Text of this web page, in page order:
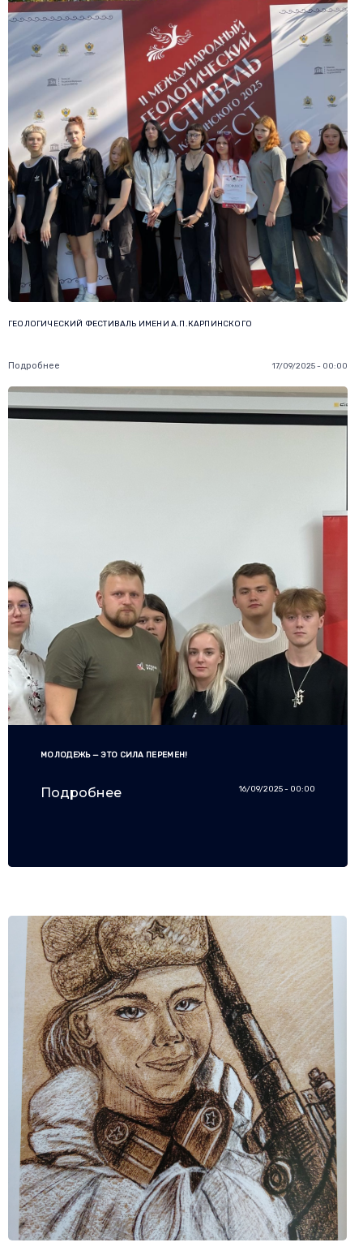
ГЕОЛОГИЧЕСКИЙ ФЕСТИВАЛЬ ИМЕНИ А.П.КАРПИНСКОГО
Подробнее 17/09/2025 - 00:00
МОЛОДЕЖЬ — ЭТО СИЛА ПЕРЕМЕН!
Подробнее 16/09/2025 - 00:00